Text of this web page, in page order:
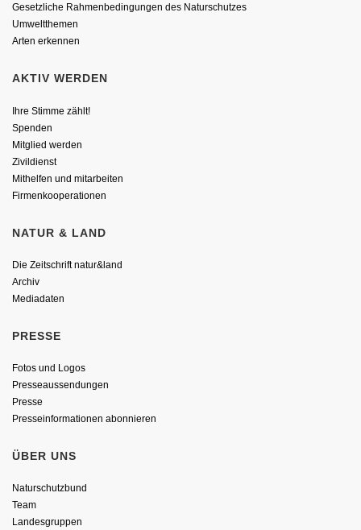
Gesetzliche Rahmenbedingungen des Naturschutzes
Umweltthemen
Arten erkennen
AKTIV WERDEN
Ihre Stimme zählt!
Spenden
Mitglied werden
Zivildienst
Mithelfen und mitarbeiten
Firmenkooperationen
NATUR & LAND
Die Zeitschrift natur&land
Archiv
Mediadaten
PRESSE
Fotos und Logos
Presseaussendungen
Presse
Presseinformationen abonnieren
ÜBER UNS
Naturschutzbund
Team
Landesgruppen